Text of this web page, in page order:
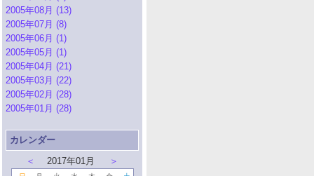
2005年08月 (13)
2005年07月 (8)
2005年06月 (1)
2005年05月 (1)
2005年04月 (21)
2005年03月 (22)
2005年02月 (28)
2005年01月 (28)
カレンダー
＜
2017年01月 ＞